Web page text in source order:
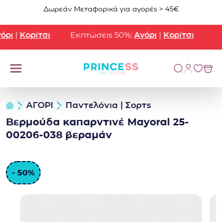
Μετάβαση στο περιεχόμενο
Δωρεάν Μεταφορικά για αγορές > 45€
|Κορίτσι Εκπτώσεις 50%:Αγόρι|Κορίτσι
ΑΓΟΡΙ Παντελόνια | Σορτς
Βερμούδα καπαρντινέ Mayoral 25-
00206-038 βεραμάν
- 50%